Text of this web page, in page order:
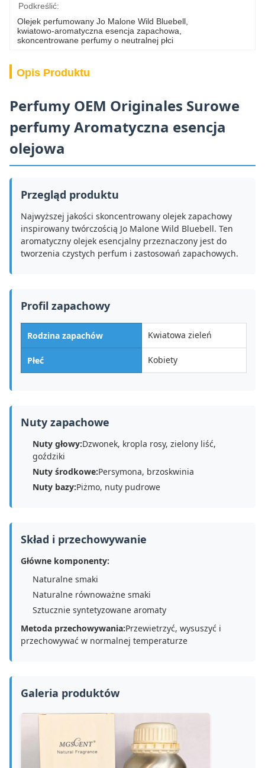
Podkreślić:
Olejek perfumowany Jo Malone Wild Bluebell
kwiatowo-aromatyczna esencja zapachowa
skoncentrowane perfumy o neutralnej płci
Opis Produktu
Perfumy OEM Originales Surowe
perfumy Aromatyczna esencja
olejowa
Przegląd produktu
Najwyższej jakości skoncentrowany olejek zapachowy
inspirowany twórczością Jo Malone Wild Bluebell. Ten
aromatyczny olejek esencjalny przeznaczony jest do
tworzenia czystych perfum i zastosowań zapachowych.
Profil zapachowy
Rodzina zapachów Kwiatowa zieleń
Płeć Kobiety
Nuty zapachowe
Nuty głowy:Dzwonek, kropla rosy, zielony liść,
goździki
Nuty środkowe:Persymona, brzoskwinia
Nuty bazy:Piżmo, nuty pudrowe
Skład i przechowywanie
Główne komponenty:
Naturalne smaki
Naturalne równoważne smaki
Sztucznie syntetyzowane aromaty
Metoda przechowywania:Przewietrzyć, wysuszyć i
przechowywać w normalnej temperaturze
Galeria produktów